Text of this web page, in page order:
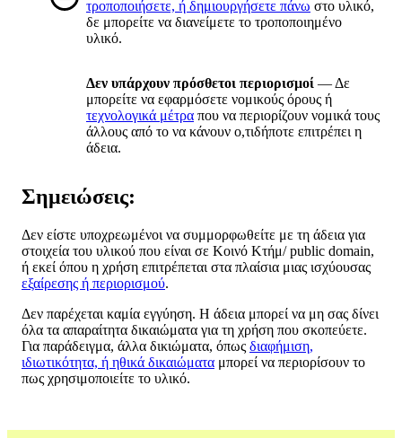
τροποποιήσετε, ή δημιουργήσετε πάνω στο υλικό,
δε μπορείτε να διανείμετε το τροποποιημένο
υλικό.
Δεν υπάρχουν πρόσθετοι περιορισμοί — Δε
μπορείτε να εφαρμόσετε νομικούς όρους ή
τεχνολογικά μέτρα που να περιορίζουν νομικά τους
άλλους από το να κάνουν ο,τιδήποτε επιτρέπει η
άδεια.
Σημειώσεις:
Δεν είστε υποχρεωμένοι να συμμορφωθείτε με τη άδεια για
στοιχεία του υλικού που είναι σε Κοινό Κτήμ/ public domain,
ή εκεί όπου η χρήση επιτρέπεται στα πλαίσια μιας ισχύουσας
εξαίρεσης ή περιορισμού.
Δεν παρέχεται καμία εγγύηση. Η άδεια μπορεί να μη σας δίνει
όλα τα απαραίτητα δικαιώματα για τη χρήση που σκοπεύετε.
Για παράδειγμα, άλλα δικιώματα, όπως διαφήμιση,
ιδιωτικότητα, ή ηθικά δικαιώματα μπορεί να περιορίσουν το
πως χρησιμοποιείτε το υλικό.